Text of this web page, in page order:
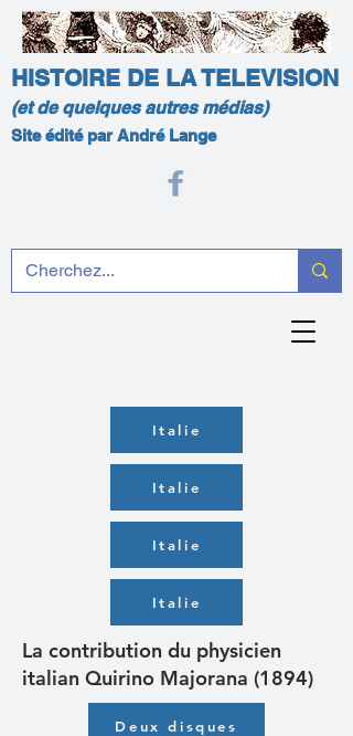
HISTOIRE DE LA TELEVISION
(et de quelques autres médias)
Site édité par André Lange
Italie
Italie
Italie
Italie
La contribution du physicien
italian Quirino Majorana (1894)
Deux disques